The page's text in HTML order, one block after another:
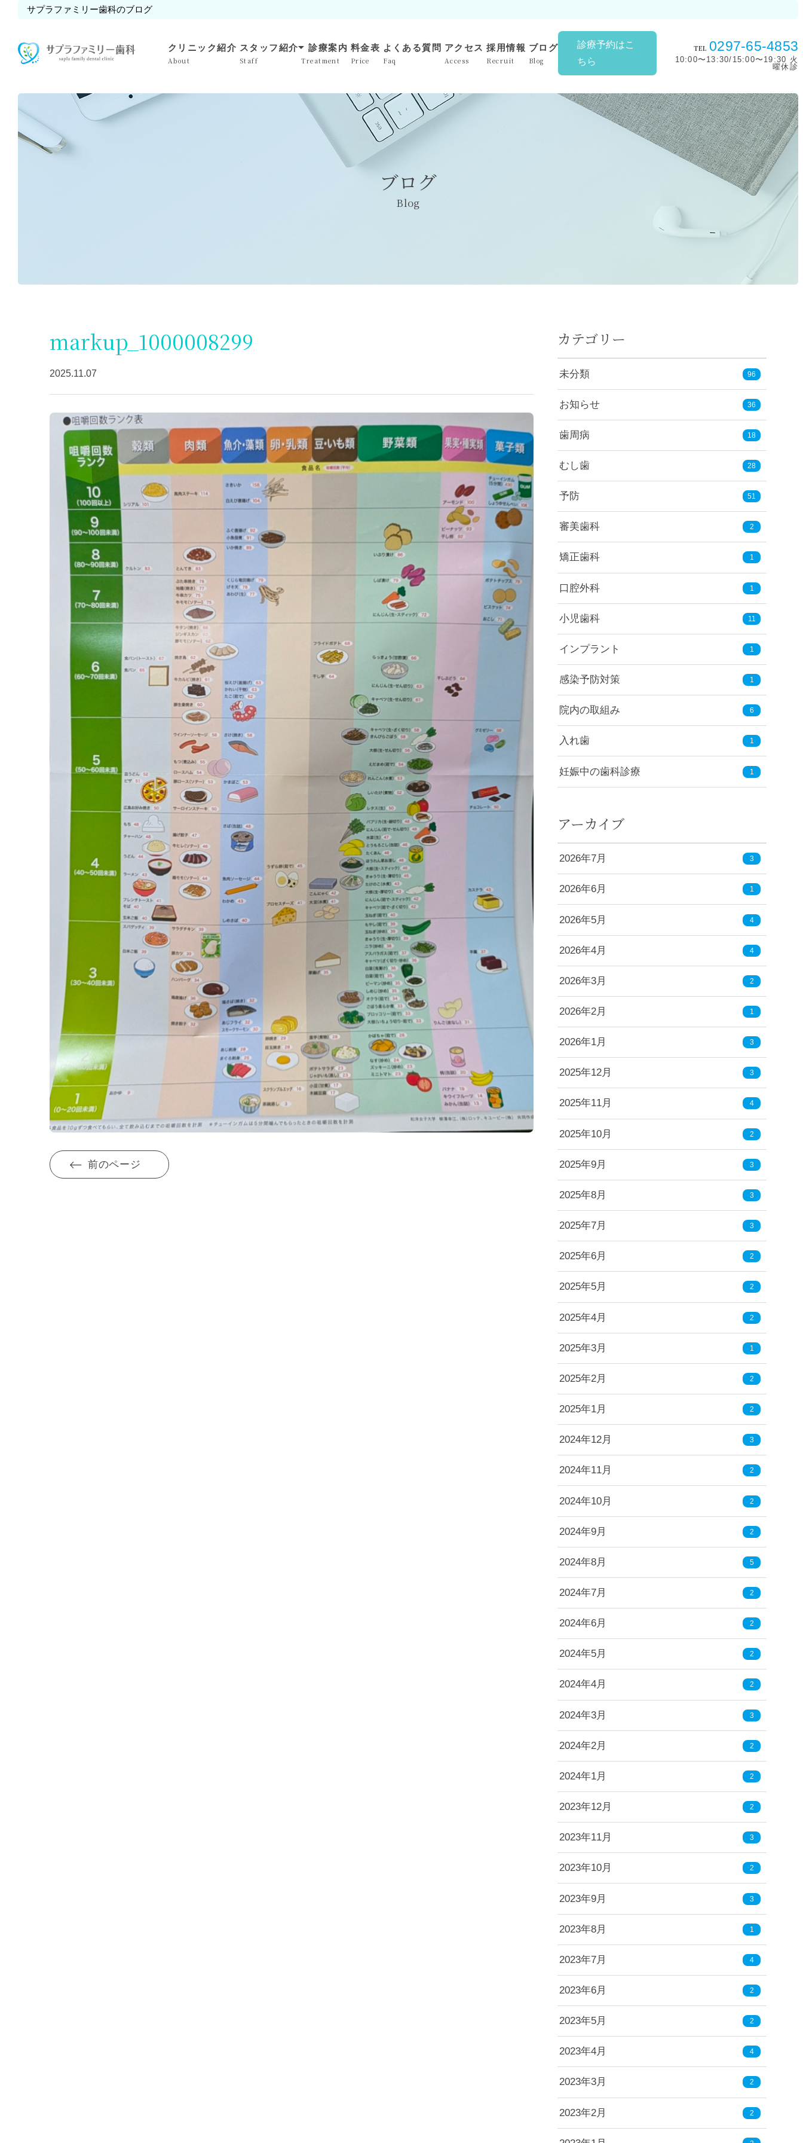
サプラファミリー歯科のブログ
クリニック紹介
About
スタッフ紹介
Staff
arrow_drop_down診療案内
Treatment
料金表
Price
よくある質問
Faq
アクセス
Access
採用情報
Recruit
ブログ
Blog
診療予約はこ
ちら
TEL 0297-65-4853
10:00〜13:30/15:00〜19:30 火
曜休診
ブログ
Blog
markup_1000008299
2025.11.07
前のページ
カテゴリー
未分類 96
お知らせ 36
歯周病 18
むし歯 28
予防 51
審美歯科 2
矯正歯科 1
口腔外科 1
小児歯科 11
インプラント 1
感染予防対策 1
院内の取組み 6
入れ歯 1
妊娠中の歯科診療 1
アーカイブ
2026年7月 3
2026年6月 1
2026年5月 4
2026年4月 4
2026年3月 2
2026年2月 1
2026年1月 3
2025年12月 3
2025年11月 4
2025年10月 2
2025年9月 3
2025年8月 3
2025年7月 3
2025年6月 2
2025年5月 2
2025年4月 2
2025年3月 1
2025年2月 2
2025年1月 2
2024年12月 3
2024年11月 2
2024年10月 2
2024年9月 2
2024年8月 5
2024年7月 2
2024年6月 2
2024年5月 2
2024年4月 2
2024年3月 3
2024年2月 2
2024年1月 2
2023年12月 2
2023年11月 3
2023年10月 2
2023年9月 3
2023年8月 1
2023年7月 4
2023年6月 2
2023年5月 2
2023年4月 4
2023年3月 2
2023年2月 2